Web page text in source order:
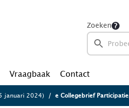
Zoeken
Vraagbaak Contact
januari 2024) e Collegebrief